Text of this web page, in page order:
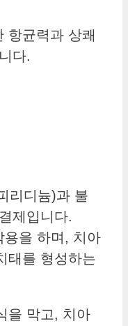
항균력과 상쾌
다.
리디늄)과 불
제입니다.
용을 하며, 치아
태를 형성하는
을 막고, 치아